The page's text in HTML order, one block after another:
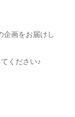
企画をお届けし
ください♪